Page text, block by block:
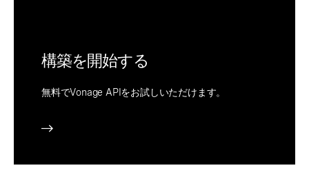
構築を開始する
無料でVonage APIをお試しいただけます。